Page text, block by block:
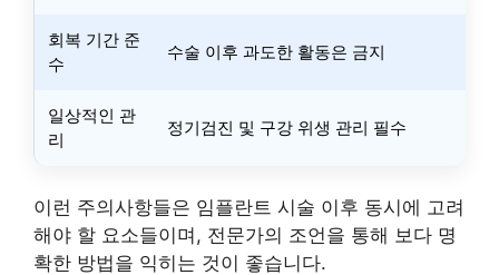
회복 기간 준
수
수술 이후 과도한 활동은 금지
일상적인 관
리
정기검진 및 구강 위생 관리 필수
이런 주의사항들은 임플란트 시술 이후 동시에 고려
해야 할 요소들이며, 전문가의 조언을 통해 보다 명
확한 방법을 익히는 것이 좋습니다.